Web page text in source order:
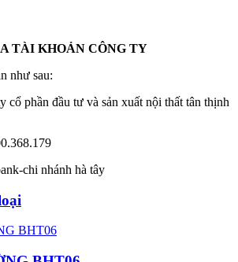
TÀI KHOẢN CÔNG TY
như sau:
cổ phần đầu tư và sản xuất nội thất tân thịnh
chi nhánh hà tây